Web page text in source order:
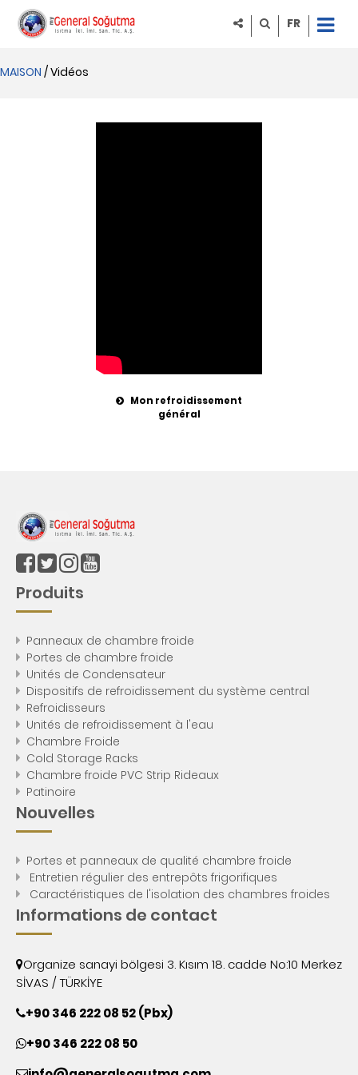
FR
MAISON / Vidéos
Mon refroidissement
général
Produits
Panneaux de chambre froide
Portes de chambre froide
Unités de Condensateur
Dispositifs de refroidissement du système central
Refroidisseurs
Unités de refroidissement à l'eau
Chambre Froide
Cold Storage Racks
Chambre froide PVC Strip Rideaux
Patinoire
Nouvelles
Portes et panneaux de qualité chambre froide
Entretien régulier des entrepôts frigorifiques
Caractéristiques de l'isolation des chambres froides
Informations de contact
Organize sanayi bölgesi 3. Kısım 18. cadde No:10 Merkez
SİVAS / TÜRKİYE
+90 346 222 08 52 (Pbx)
+90 346 222 08 50